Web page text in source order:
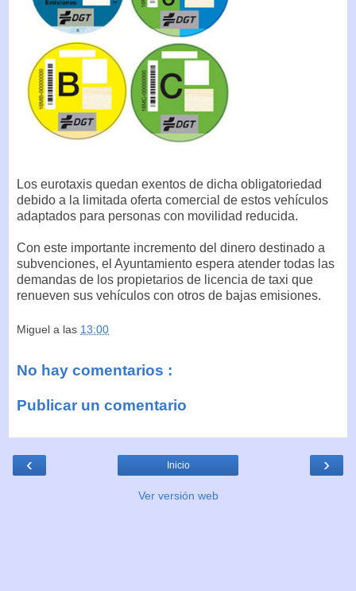
Los eurotaxis quedan exentos de dicha obligatoriedad
debido a la limitada oferta comercial de estos vehículos
adaptados para personas con movilidad reducida.
Con este importante incremento del dinero destinado a
subvenciones, el Ayuntamiento espera atender todas las
demandas de los propietarios de licencia de taxi que
renueven sus vehículos con otros de bajas emisiones.
Miguel a las 13:00
No hay comentarios :
Publicar un comentario
‹ ›
Inicio
Ver versión web